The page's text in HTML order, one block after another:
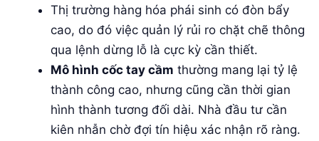
Thị trường hàng hóa phái sinh có đòn bẩy
cao, do đó việc quản lý rủi ro chặt chẽ thông
qua lệnh dừng lỗ là cực kỳ cần thiết.
Mô hình cốc tay cầm thường mang lại tỷ lệ
thành công cao, nhưng cũng cần thời gian
hình thành tương đối dài. Nhà đầu tư cần
kiên nhẫn chờ đợi tín hiệu xác nhận rõ ràng.